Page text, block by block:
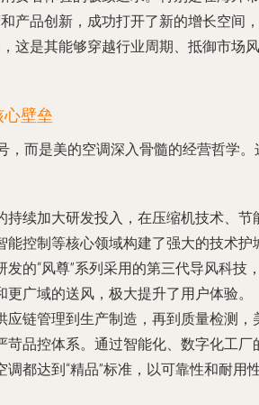
产品创新，成功打开了新的增长空间，
这是其能够穿越行业周期、抵御市场风
壁垒
，而是美的空调深入骨髓的经营哲学。
持续加大研发投入，在压缩机技术、节
能控制等核心领域构建了强大的技术护
发的“风尊”系列采用的第三代导风科技
更广域的送风，极大提升了用户体验。
应链管理到生产制造，再到质量检测，
苛品控体系。通过智能化、数字化工厂
调都达到“精品”标准，以可靠性和耐用